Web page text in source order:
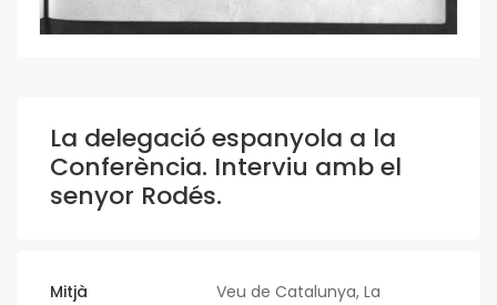
La delegació espanyola a la
Conferència. Interviu amb el
senyor Rodés.
Mitjà
Veu de Catalunya, La